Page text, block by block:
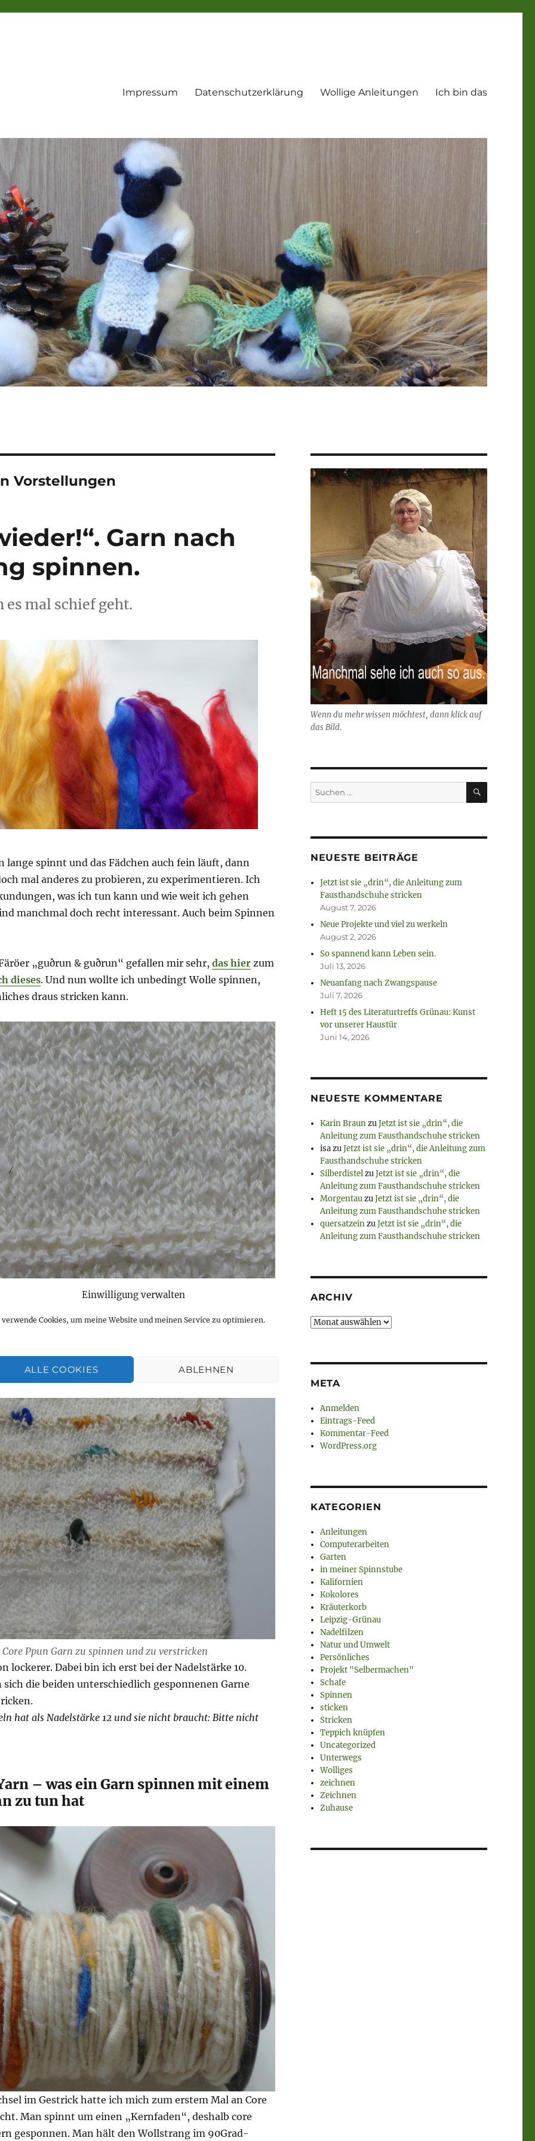
Einwilligung verwalten
verwende Cookies, um meine Website und meinen Service zu optimieren.
ALLE COOKIES ABLEHNEN
Impressum Datenschutzerklärung Wollige Anleitungen Ich bin das
Vorstellungen
Garn nach
spinnen.
mal schief geht.
lange spinnt und das Fädchen auch fein läuft, dann
mal anderes zu probieren, zu experimentieren. Ich
was ich tun kann und wie weit ich gehen
manchmal doch recht interessant. Auch beim Spinnen
„guðrun & guðrun“ gefallen mir sehr, das hierzum
dieses. Und nun wollte ich unbedingt Wolle spinnen,
draus stricken kann.
selbstgesponnenem Garn
ich mit der Nadel 7,5. Das ging ja noch. Ich kann mich
dass Maschen dicht bei einander und unbedingt
Core Ppun Garn zu spinnen und zu verstricken
lockerer. Dabei bin ich erst bei der Nadelstärke 10.
die beiden unterschiedlich gesponnenen Garne
hat als Nadelstärke 12 und sie nicht braucht: Bitte nicht
– was ein Garn spinnen mit einem
zu tun hat
im Gestrick hatte ich mich zum erstem Mal an Core
Man spinnt um einen „Kernfaden“, deshalb core
gesponnen. Man hält den Wollstrang im 90Grad-
Wenn du mehr wissen möchtest, dann klick auf
das Bild.
Suchen
nach:
SUCHEN
NEUESTE BEITRÄGE
Jetzt ist sie „drin“, die Anleitung zum
Fausthandschuhe stricken
August 7, 2026
Neue Projekte und viel zu werkeln
August 2, 2026
So spannend kann Leben sein.
Juli 13, 2026
Neuanfang nach Zwangspause
Juli 7, 2026
Heft 15 des Literaturtreffs Grünau: Kunst
vor unserer Haustür
Juni 14, 2026
NEUESTE KOMMENTARE
Karin BraunzuJetzt ist sie „drin“, die
Anleitung zum Fausthandschuhe stricken
isazuJetzt ist sie „drin“, die Anleitung zum
Fausthandschuhe stricken
SilberdistelzuJetzt ist sie „drin“, die
Anleitung zum Fausthandschuhe stricken
MorgentauzuJetzt ist sie „drin“, die
Anleitung zum Fausthandschuhe stricken
quersatzeinzuJetzt ist sie „drin“, die
Anleitung zum Fausthandschuhe stricken
ARCHIV
Archiv
META
Anmelden
Eintrags-Feed
Kommentar-Feed
WordPress.org
KATEGORIEN
Anleitungen
Computerarbeiten
Garten
in meiner Spinnstube
Kalifornien
Kokolores
Kräuterkorb
Leipzig-Grünau
Nadelfilzen
Natur und Umwelt
Persönliches
Projekt "Selbermachen"
Schafe
Spinnen
sticken
Stricken
Teppich knüpfen
Uncategorized
Unterwegs
Wolliges
zeichnen
Zeichnen
Zuhause